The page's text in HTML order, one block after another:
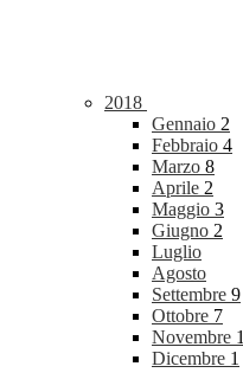
2018
Gennaio 2
Febbraio 4
Marzo 8
Aprile 2
Maggio 3
Giugno 2
Luglio
Agosto
Settembre 9
Ottobre 7
Novembre 1
Dicembre 1